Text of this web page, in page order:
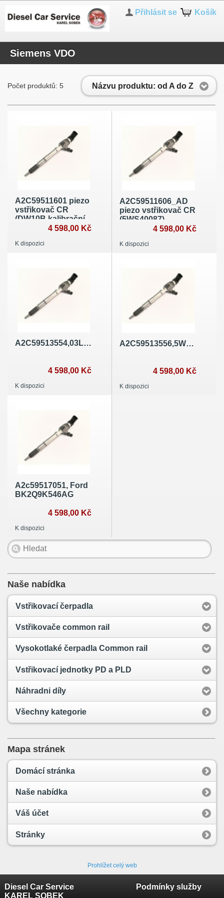
Košík
Přihlásit se
Siemens VDO
Názvu produktu: od A do Z
Počet produktů: 5
A2C59511601 piezo
vstřikovač CR
(DW10B kalibrační
4 598,00 Kč
K dispozici
A2C59511606_AD
piezo vstřikovač CR
(5WS40087)
4 598,00 Kč
K dispozici
A2C59513554,03L130277B
4 598,00 Kč
K dispozici
A2C59513556,5WS40677
4 598,00 Kč
K dispozici
A2c59517051, Ford
BK2Q9K546AG
4 598,00 Kč
K dispozici
Naše nabídka
Vstřikovací čerpadla
Vstřikovače common rail
Vysokotlaké čerpadla Common rail
Vstřikovací jednotky PD a PLD
Náhradni díly
Všechny kategorie
Mapa stránek
Domácí stránka
Naše nabídka
Váš účet
Stránky
Prohlížet celý web
Diesel Car Service
KAREL SOBEK
Podmínky služby